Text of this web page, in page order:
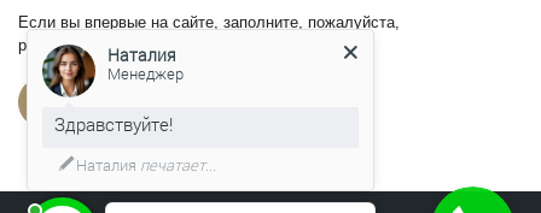
Если вы впервые на сайте, заполните, пожалуйста,
регистрационную форму.
Зарегистрироваться
Наталия
Менеджер
Здравствуйте!
Наталия печатает...